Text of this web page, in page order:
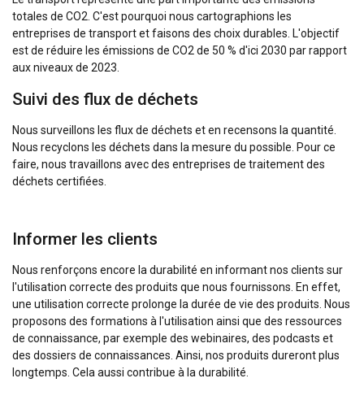
totales de CO2. C'est pourquoi nous cartographions les
entreprises de transport et faisons des choix durables. L'objectif
est de réduire les émissions de CO2 de 50 % d'ici 2030 par rapport
aux niveaux de 2023.
Suivi des flux de déchets
Nous surveillons les flux de déchets et en recensons la quantité.
Nous recyclons les déchets dans la mesure du possible. Pour ce
faire, nous travaillons avec des entreprises de traitement des
déchets certifiées.
Informer les clients
Nous renforçons encore la durabilité en informant nos clients sur
l'utilisation correcte des produits que nous fournissons. En effet,
une utilisation correcte prolonge la durée de vie des produits. Nous
proposons des formations à l'utilisation ainsi que des ressources
de connaissance, par exemple des webinaires, des podcasts et
des dossiers de connaissances. Ainsi, nos produits dureront plus
longtemps. Cela aussi contribue à la durabilité.
DUTCH
ENGLISH TRANSLATION
Ce site Web utilise des cookies